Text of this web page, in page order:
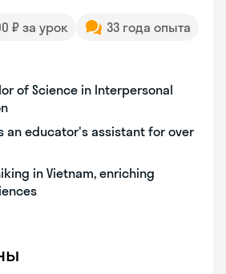
₽ за урок
33 года опыта
of Science in Interpersonal
an educator's assistant for over
in Vietnam, enriching